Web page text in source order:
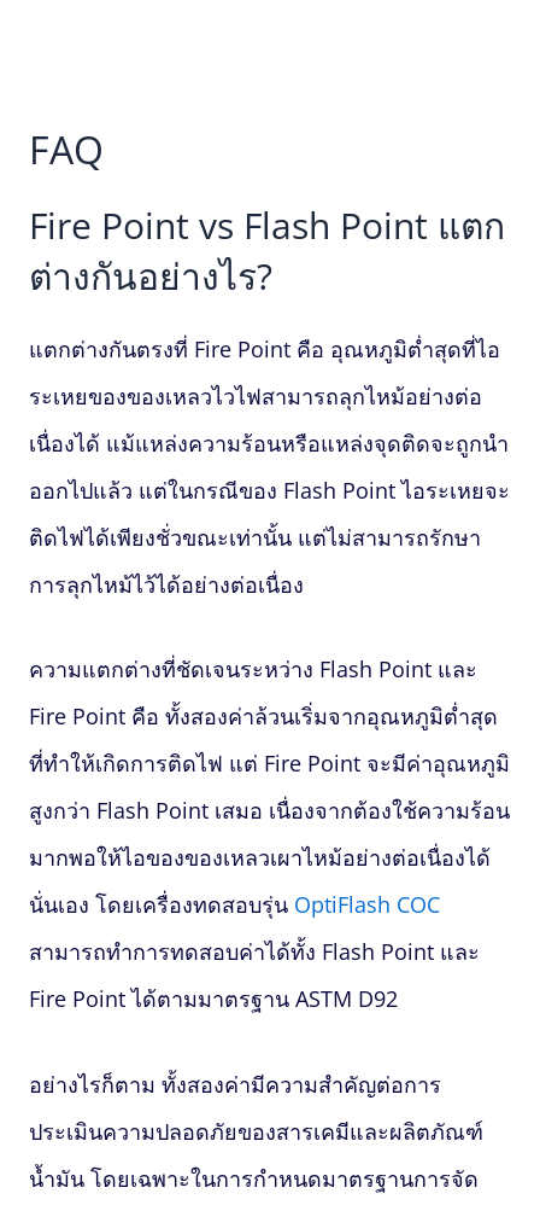
FAQ
Fire Point vs Flash Point แตก
ต่างกันอย่างไร?
แตกต่างกันตรงที่ Fire Point คือ อุณหภูมิต่ำสุดที่ไอ
ระเหยของของเหลวไวไฟสามารถลุกไหม้อย่างต่อ
เนื่องได้ แม้แหล่งความร้อนหรือแหล่งจุดติดจะถูกนำ
ออกไปแล้ว แต่ในกรณีของ Flash Pointไอระเหยจะ
ติดไฟได้เพียงชั่วขณะเท่านั้น แต่ไม่สามารถรักษา
การลุกไหม้ไว้ได้อย่างต่อเนื่อง
ความแตกต่างที่ชัดเจนระหว่าง Flash Point และ
Fire Point คือ ทั้งสองค่าล้วนเริ่มจากอุณหภูมิต่ำสุด
ที่ทำให้เกิดการติดไฟ แต่ Fire Point จะมีค่าอุณหภูมิ
สูงกว่า Flash Point เสมอ เนื่องจากต้องใช้ความร้อน
มากพอให้ไอของของเหลวเผาไหม้อย่างต่อเนื่องได้
นั่นเอง โดยเครื่องทดสอบรุ่น OptiFlash COC
สามารถทำการทดสอบค่าได้ทั้ง Flash Point และ
Fire Point ได้ตามมาตรฐาน ASTM D92
อย่างไรก็ตาม ทั้งสองค่ามีความสำคัญต่อการ
ประเมินความปลอดภัยของสารเคมีและผลิตภัณฑ์
น้ำมัน โดยเฉพาะในการกำหนดมาตรฐานการจัด